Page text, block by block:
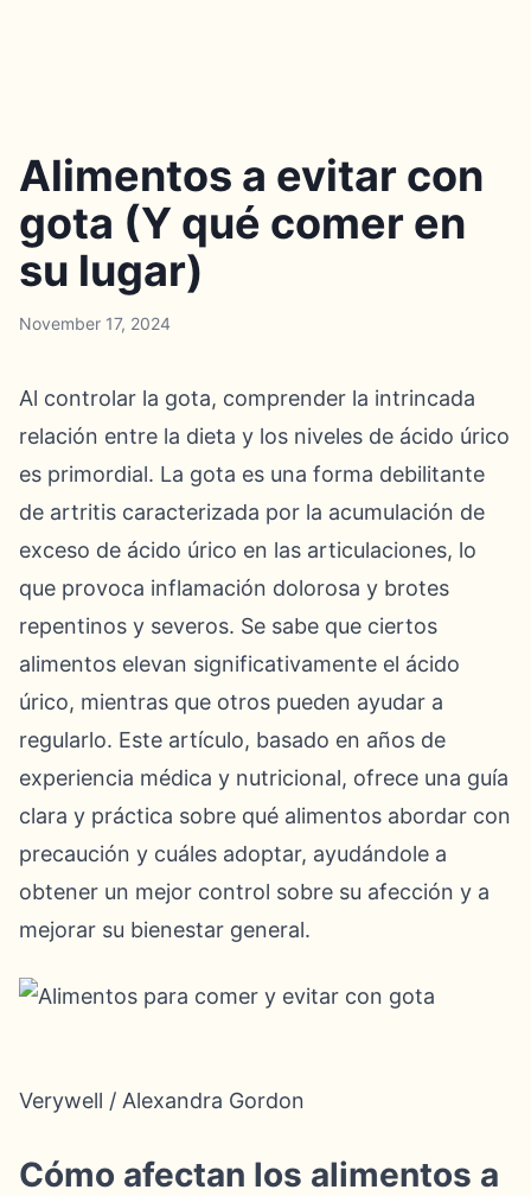
Alimentos a evitar con
gota (Y qué comer en
su lugar)
November 17, 2024
Al controlar la gota, comprender la intrincada
relación entre la dieta y los niveles de ácido úrico
es primordial. La gota es una forma debilitante
de artritis caracterizada por la acumulación de
exceso de ácido úrico en las articulaciones, lo
que provoca inflamación dolorosa y brotes
repentinos y severos. Se sabe que ciertos
alimentos elevan significativamente el ácido
úrico, mientras que otros pueden ayudar a
regularlo. Este artículo, basado en años de
experiencia médica y nutricional, ofrece una guía
clara y práctica sobre qué alimentos abordar con
precaución y cuáles adoptar, ayudándole a
obtener un mejor control sobre su afección y a
mejorar su bienestar general.
Verywell / Alexandra Gordon
Cómo afectan los alimentos a